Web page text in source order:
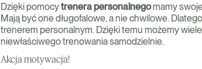
Dzięki pomocytrenera personalnegomamy
Mają być one długofalowe, a nie chwilowe.
trenerem personalnym. Dzięki temu możemy
niewłaściwego trenowania samodzielnie.
Akcja motywacja!